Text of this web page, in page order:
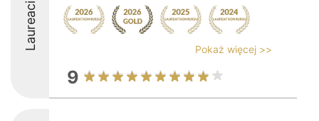
Laureaci Pokaż więcej >>
9